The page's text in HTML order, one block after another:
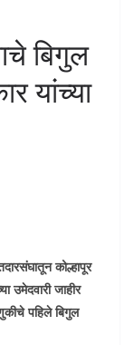
बिगुल
यांच्या
कोल्हापूर
उमेदवारी जाहीर
पहिले बिगुल